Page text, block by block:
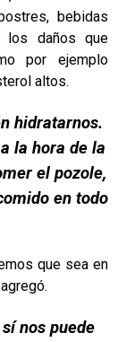
bebidas
los daños que
por ejemplo
altos.
hidratarnos.
la hora de la
el pozole,
en todo
que sea en
nos puede